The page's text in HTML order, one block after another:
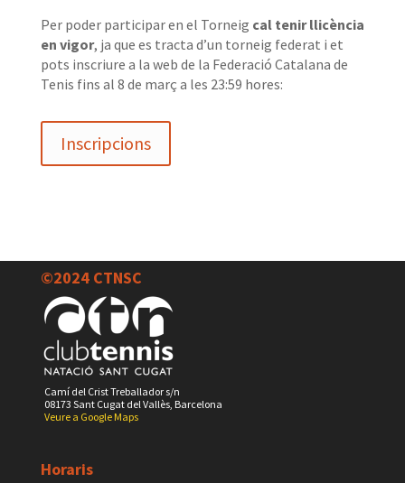
Per poder participar en el Torneig cal tenir llicència
en vigor, ja que es tracta d’un torneig federat i et
pots inscriure a la web de la Federació Catalana de
Tenis fins al 8 de març a les 23:59 hores:
Inscripcions
©2024 CTNSC
Camí del Crist Treballador s/n
08173 Sant Cugat del Vallès, Barcelona
Veure a Google Maps
Horaris